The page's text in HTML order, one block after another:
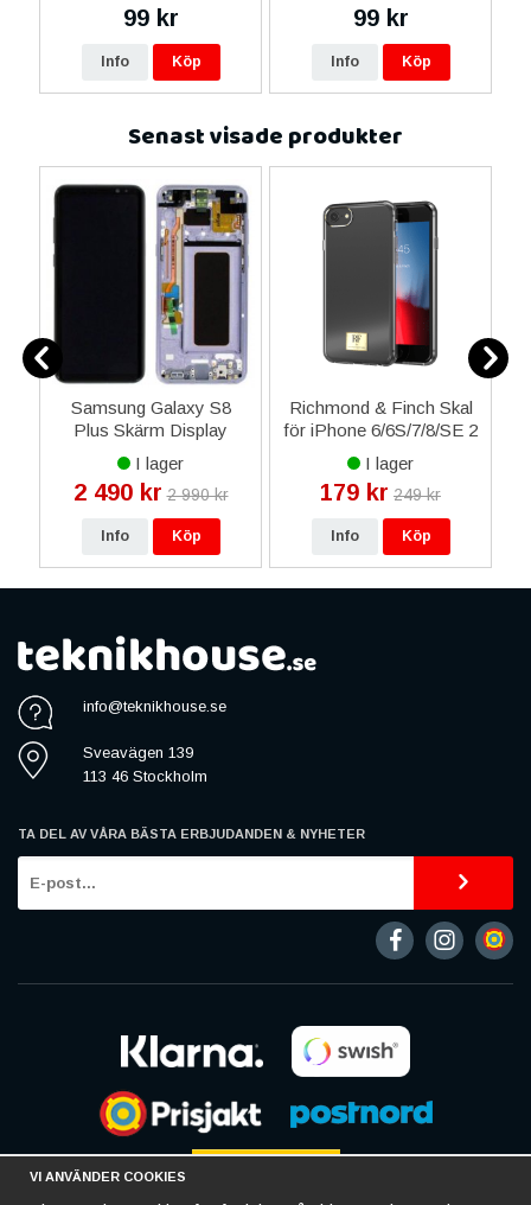
99 kr
Info Köp
99 kr
Info Köp
Senast visade produkter
Samsung Galaxy S8
Plus Skärm Display
Original - Violett
I lager
2 490 kr 2 990 kr
Info Köp
Richmond & Finch Skal
för iPhone 6/6S/7/8/SE 2
- Transparent
I lager
179 kr 249 kr
Info Köp
info@teknikhouse.se
Sveavägen 139
113 46 Stockholm
TA DEL AV VÅRA BÄSTA ERBJUDANDEN & NYHETER
VI ANVÄNDER COOKIES